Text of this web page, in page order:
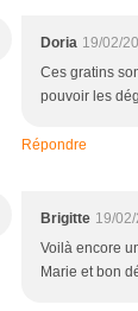
Doria 19/02/
Ces gratins
pouvoir les
Répondre
Brigitte 19/
Voilà encore
Marie et bon